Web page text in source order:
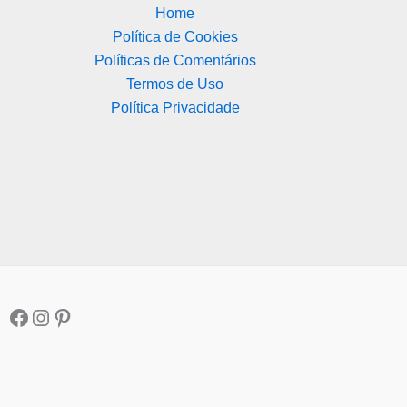
Home
Política de Cookies
Políticas de Comentários
Termos de Uso
Política Privacidade